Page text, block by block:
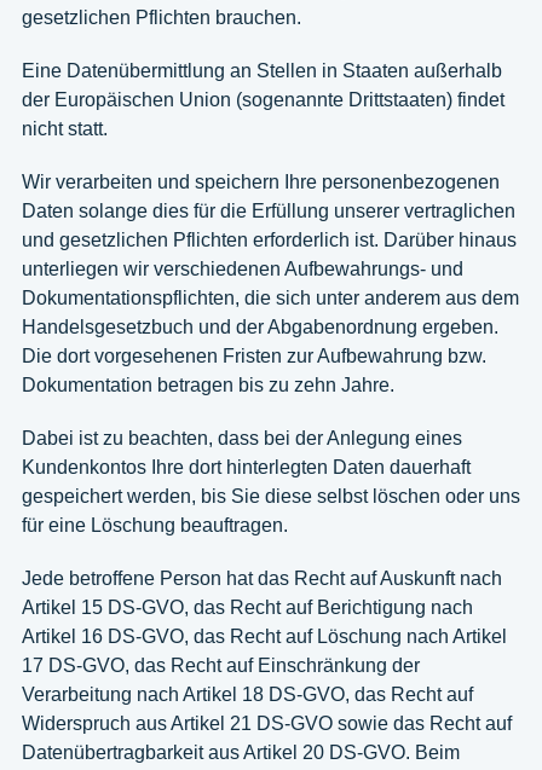
gesetzlichen Pflichten brauchen.
Eine Datenübermittlung an Stellen in Staaten außerhalb
der Europäischen Union (sogenannte Drittstaaten) findet
nicht statt.
Wir verarbeiten und speichern Ihre personenbezogenen
Daten solange dies für die Erfüllung unserer vertraglichen
und gesetzlichen Pflichten erforderlich ist. Darüber hinaus
unterliegen wir verschiedenen Aufbewahrungs- und
Dokumentationspflichten, die sich unter anderem aus dem
Handelsgesetzbuch und der Abgabenordnung ergeben.
Die dort vorgesehenen Fristen zur Aufbewahrung bzw.
Dokumentation betragen bis zu zehn Jahre.
Dabei ist zu beachten, dass bei der Anlegung eines
Kundenkontos Ihre dort hinterlegten Daten dauerhaft
gespeichert werden, bis Sie diese selbst löschen oder uns
für eine Löschung beauftragen.
Jede betroffene Person hat das Recht auf Auskunft nach
Artikel 15 DS-GVO, das Recht auf Berichtigung nach
Artikel 16 DS-GVO, das Recht auf Löschung nach Artikel
17 DS-GVO, das Recht auf Einschränkung der
Verarbeitung nach Artikel 18 DS-GVO, das Recht auf
Widerspruch aus Artikel 21 DS-GVO sowie das Recht auf
Datenübertragbarkeit aus Artikel 20 DS-GVO. Beim